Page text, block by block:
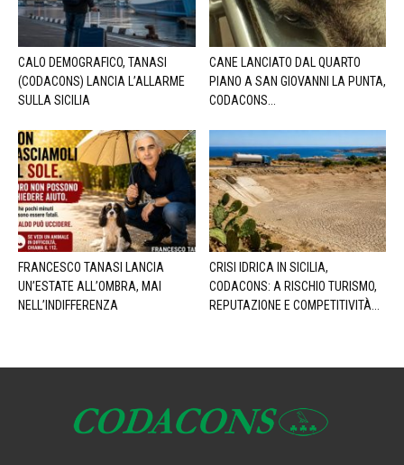
CALO DEMOGRAFICO, TANASI
(CODACONS) LANCIA L’ALLARME
SULLA SICILIA
CANE LANCIATO DAL QUARTO
PIANO A SAN GIOVANNI LA PUNTA,
CODACONS...
FRANCESCO TANASI LANCIA
UN’ESTATE ALL’OMBRA, MAI
NELL’INDIFFERENZA
CRISI IDRICA IN SICILIA,
CODACONS: A RISCHIO TURISMO,
REPUTAZIONE E COMPETITIVITÀ...